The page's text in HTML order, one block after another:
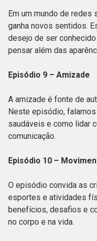
Em um mundo de
ganha novos sentidos.
desejo de ser
pensar além das
Episódio 9 – Amizade
A amizade é fonte de
Neste episódio,
saudáveis e como lidar
comunicação.
Episódio 10 –
O episódio convida as
esportes e atividades
benefícios, desafios e
no corpo e na vida.